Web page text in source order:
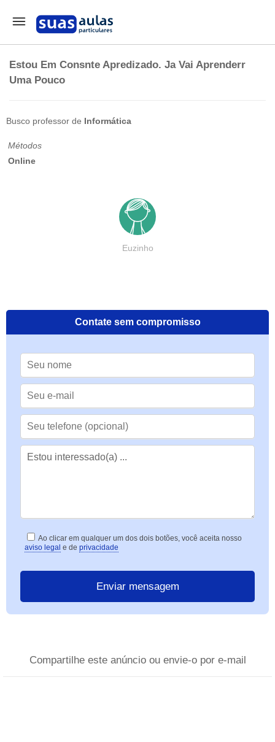
Estou Em Consnte Apredizado. Ja Vai Aprenderr
Uma Pouco
Busco professor de Informática
Métodos
Online
Euzinho
Contate sem compromisso
Ao clicar em qualquer um dos dois botões, você aceita nosso
aviso legal e de privacidade
Compartilhe este anúncio ou envie-o por e-mail